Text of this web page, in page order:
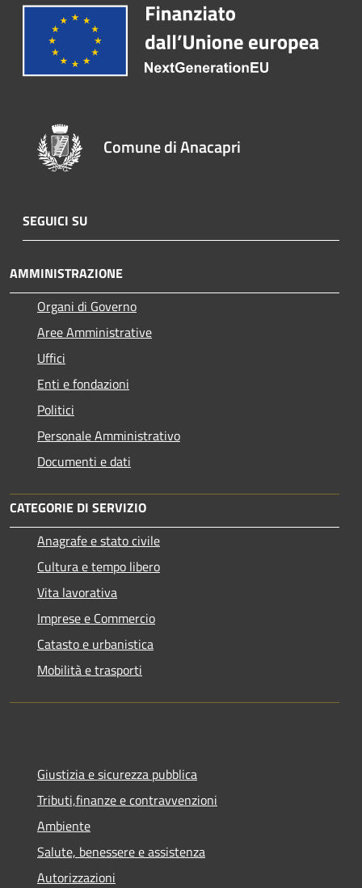
Comune di Anacapri
SEGUICI SU
AMMINISTRAZIONE
Organi di Governo
Aree Amministrative
Uffici
Enti e fondazioni
Politici
Personale Amministrativo
Documenti e dati
CATEGORIE DI SERVIZIO
Anagrafe e stato civile
Cultura e tempo libero
Vita lavorativa
Imprese e Commercio
Catasto e urbanistica
Mobilità e trasporti
Giustizia e sicurezza pubblica
Tributi,finanze e contravvenzioni
Ambiente
Salute, benessere e assistenza
Autorizzazioni